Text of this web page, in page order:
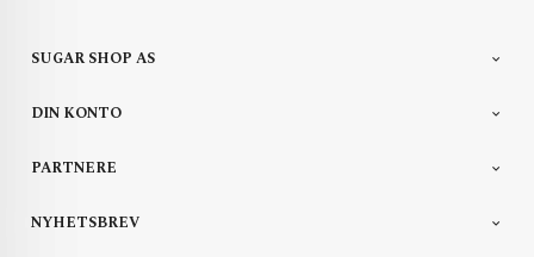
SUGAR SHOP AS
DIN KONTO
PARTNERE
NYHETSBREV